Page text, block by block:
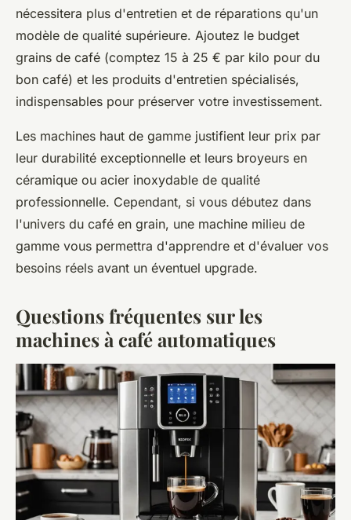
nécessitera plus d'entretien et de réparations qu'un
modèle de qualité supérieure. Ajoutez le budget
grains de café (comptez 15 à 25 € par kilo pour du
bon café) et les produits d'entretien spécialisés,
indispensables pour préserver votre investissement.
Les machines haut de gamme justifient leur prix par
leur durabilité exceptionnelle et leurs broyeurs en
céramique ou acier inoxydable de qualité
professionnelle. Cependant, si vous débutez dans
l'univers du café en grain, une machine milieu de
gamme vous permettra d'apprendre et d'évaluer vos
besoins réels avant un éventuel upgrade.
Questions fréquentes sur les
machines à café automatiques